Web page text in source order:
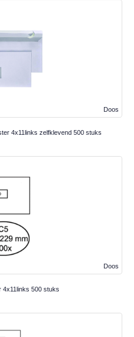
Doos
4x11links zelfklevend 500 stuks
Doos
4x11links 500 stuks